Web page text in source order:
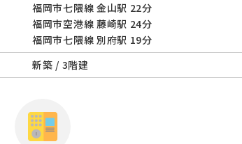
福岡市七隈線 金山駅 22分
福岡市空港線 藤崎駅 24分
福岡市七隈線 別府駅 19分
新築 / 3階建